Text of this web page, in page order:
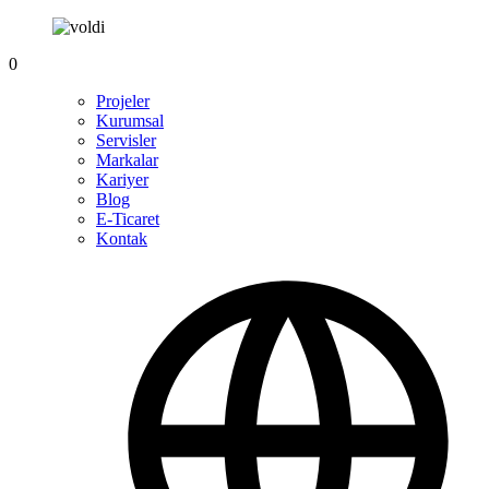
0
Projeler
Kurumsal
Servisler
Markalar
Kariyer
Blog
E-Ticaret
Kontak